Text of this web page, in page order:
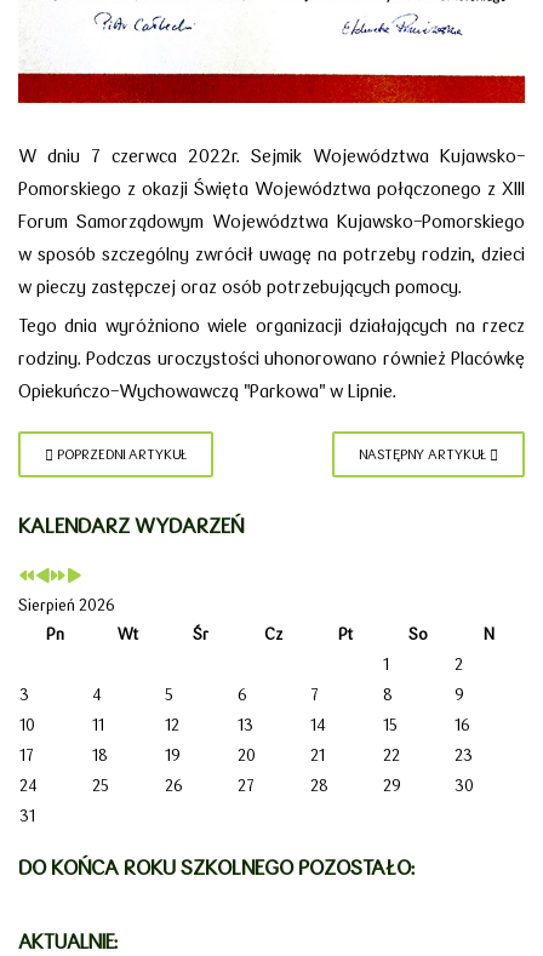
W dniu 7 czerwca 2022r. Sejmik Województwa Kujawsko-
Pomorskiego z okazji Święta Województwa połączonego z XIII
Forum Samorządowym Województwa Kujawsko-Pomorskiego
w sposób szczególny zwrócił uwagę na potrzeby rodzin, dzieci
w pieczy zastępczej oraz osób potrzebujących pomocy.
Tego dnia wyróżniono wiele organizacji działających na rzecz
rodziny. Podczas uroczystości uhonorowano również Placówkę
Opiekuńczo-Wychowawczą "Parkowa" w Lipnie.
POPRZEDNI ARTYKUŁ NASTĘPNY ARTYKUŁ
KALENDARZ WYDARZEŃ
Sierpień 2026
Pn
Wt Śr Cz Pt So
N
1
2
3
4 5 6 7 8
9
10
11 12 13 14 15
16
17
18 19 20 21 22
23
24
25 26 27 28 29
30
31
DO KOŃCA ROKU SZKOLNEGO POZOSTAŁO:
AKTUALNIE: